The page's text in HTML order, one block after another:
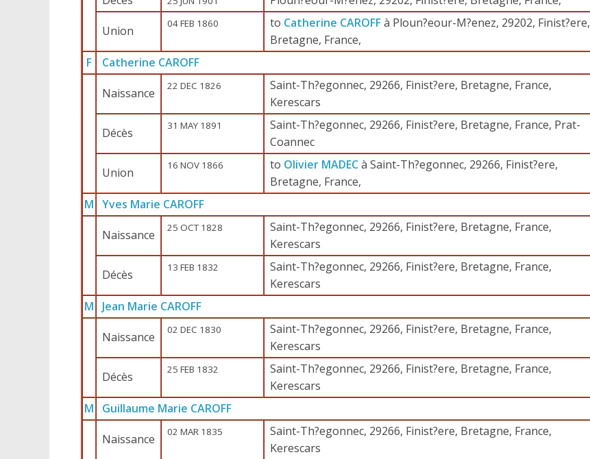
Union 04 FEB 1860 to Catherine CAROFFà Ploun?eour-M?enez, 29202, Finist?ere,
Bretagne, France,
F
Catherine CAROFF
Naissance 22 DEC 1826
Saint-Th?egonnec, 29266, Finist?ere, Bretagne, France,
Kerescars
Décès 31 MAY 1891
Saint-Th?egonnec, 29266, Finist?ere, Bretagne, France, Prat-
Coannec
Union 16 NOV 1866 to Olivier MADECà Saint-Th?egonnec, 29266, Finist?ere,
Bretagne, France,
M Yves Marie CAROFF
Naissance 25 OCT 1828
Saint-Th?egonnec, 29266, Finist?ere, Bretagne, France,
Kerescars
Décès 13 FEB 1832
Saint-Th?egonnec, 29266, Finist?ere, Bretagne, France,
Kerescars
M
Jean Marie CAROFF
Naissance 02 DEC 1830
Saint-Th?egonnec, 29266, Finist?ere, Bretagne, France,
Kerescars
Décès 25 FEB 1832
Saint-Th?egonnec, 29266, Finist?ere, Bretagne, France,
Kerescars
M
Guillaume Marie CAROFF
Naissance 02 MAR 1835
Saint-Th?egonnec, 29266, Finist?ere, Bretagne, France,
Kerescars